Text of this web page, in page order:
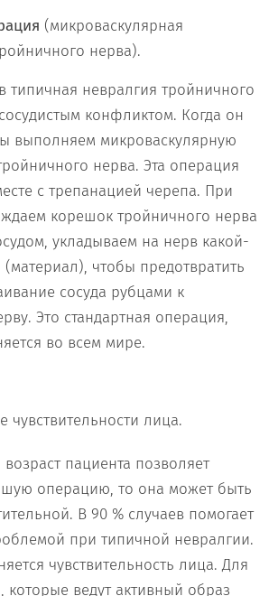
(микроваскулярная
нерва).
типичная невралгия тройничного
конфликтом. Когда он
выполняем микроваскулярную
нерва. Эта операция
с трепанацией черепа. При
корешок тройничного нерва
укладываем на нерв какой-
чтобы предотвратить
сосуда рубцами к
Это стандартная операция,
во всем мире.
чувствительности лица.
пациента позволяет
операцию, то она может быть
В 90 % случаев помогает
при типичной невралгии.
чувствительность лица. Для
ведут активный образ